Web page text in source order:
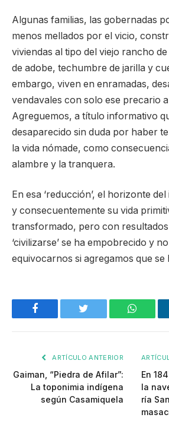
Algunas familias, las gobernadas
menos mellados por el vicio,
viviendas al tipo del viejo rancho
de adobe, techumbre de jarilla y
embargo, viven en enramadas,
vendavales con solo ese precario
Agreguemos, a título informativo
desaparecido sin duda por haber
la vida nómade, como
alambre y la tranquera.
En esa ‘reducción’, el horizonte
y consecuentemente su vida
transformado, pero con resultados
‘civilizarse’ se ha empobrecido y
equivocarnos si agregamos que se
Facebook Twitter
ARTÍCULO ANTERIOR
Gaiman, “Piedra de Afilar”:
La toponimia indígena
según Casamiquela
En
la
ría